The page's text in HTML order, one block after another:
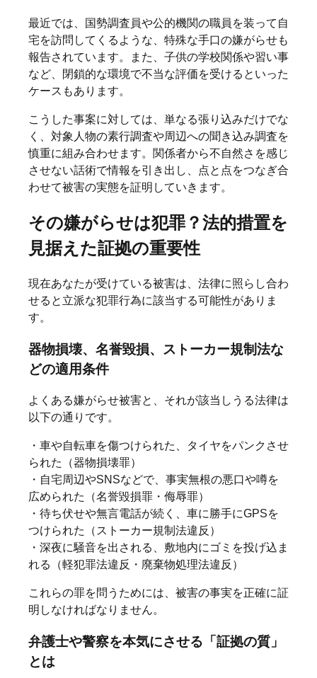
最近では、国勢調査員や公的機関の職員を装って自
宅を訪問してくるような、特殊な手口の嫌がらせも
報告されています。また、子供の学校関係や習い事
など、閉鎖的な環境で不当な評価を受けるといった
ケースもあります。
こうした事案に対しては、単なる張り込みだけでな
く、対象人物の素行調査や周辺への聞き込み調査を
慎重に組み合わせます。関係者から不自然さを感じ
させない話術で情報を引き出し、点と点をつなぎ合
わせて被害の実態を証明していきます。
その嫌がらせは犯罪？法的措置を
見据えた証拠の重要性
現在あなたが受けている被害は、法律に照らし合わ
せると立派な犯罪行為に該当する可能性がありま
す。
器物損壊、名誉毀損、ストーカー規制法な
どの適用条件
よくある嫌がらせ被害と、それが該当しうる法律は
以下の通りです。
・車や自転車を傷つけられた、タイヤをパンクさせ
られた（器物損壊罪）
・自宅周辺やSNSなどで、事実無根の悪口や噂を
広められた（名誉毀損罪・侮辱罪）
・待ち伏せや無言電話が続く、車に勝手にGPSを
つけられた（ストーカー規制法違反）
・深夜に騒音を出される、敷地内にゴミを投げ込ま
れる（軽犯罪法違反・廃棄物処理法違反）
これらの罪を問うためには、被害の事実を正確に証
明しなければなりません。
弁護士や警察を本気にさせる「証拠の質」
とは